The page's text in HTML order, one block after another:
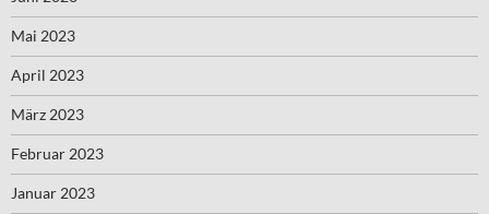
Mai 2023
April 2023
März 2023
Februar 2023
Januar 2023